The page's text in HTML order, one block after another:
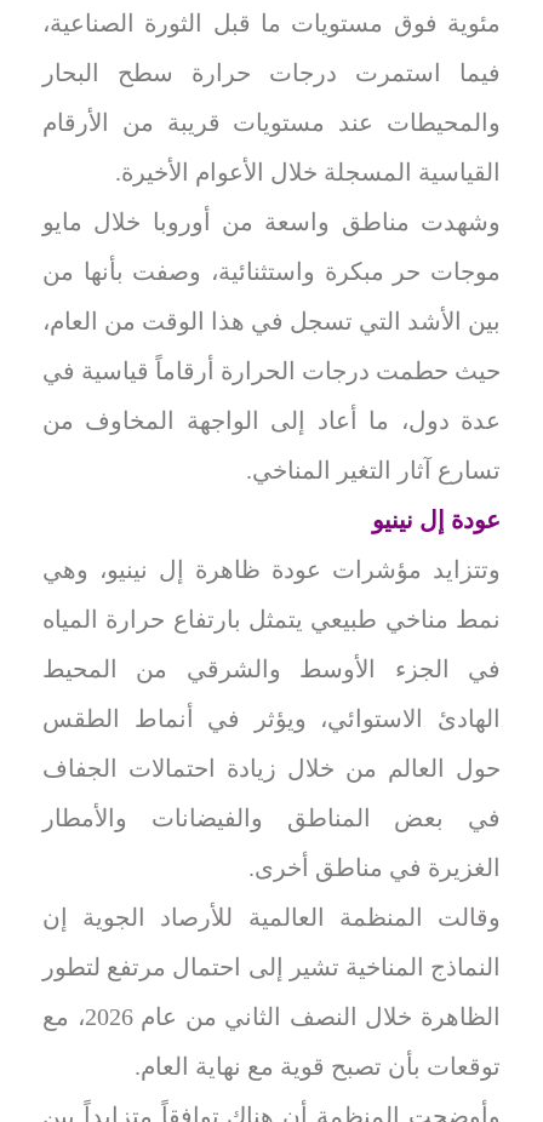
مئوية فوق مستويات ما قبل الثورة الصناعية،
فيما استمرت درجات حرارة سطح البحار
والمحيطات عند مستويات قريبة من الأرقام
القياسية المسجلة خلال الأعوام الأخيرة.
وشهدت مناطق واسعة من أوروبا خلال مايو
موجات حر مبكرة واستثنائية، وصفت بأنها من
بين الأشد التي تسجل في هذا الوقت من العام،
حيث حطمت درجات الحرارة أرقاماً قياسية في
عدة دول، ما أعاد إلى الواجهة المخاوف من
تسارع آثار التغير المناخي.
عودة إل نينيو
وتتزايد مؤشرات عودة ظاهرة إل نينيو، وهي
نمط مناخي طبيعي يتمثل بارتفاع حرارة المياه
في الجزء الأوسط والشرقي من المحيط
الهادئ الاستوائي، ويؤثر في أنماط الطقس
حول العالم من خلال زيادة احتمالات الجفاف
في بعض المناطق والفيضانات والأمطار
الغزيرة في مناطق أخرى.
وقالت المنظمة العالمية للأرصاد الجوية إن
النماذج المناخية تشير إلى احتمال مرتفع لتطور
الظاهرة خلال النصف الثاني من عام 2026، مع
توقعات بأن تصبح قوية مع نهاية العام.
وأوضحت المنظمة أن هناك توافقاً متزايداً بين